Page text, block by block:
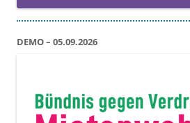
DEMO – 05.09.2026